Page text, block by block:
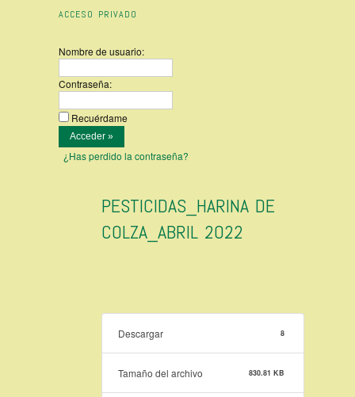
ACCESO PRIVADO
Nombre de usuario:
Contraseña:
Recuérdame
¿Has perdido la contraseña?
PESTICIDAS_HARINA DE
COLZA_ABRIL 2022
Descargar 8
Tamaño del archivo 830.81 KB